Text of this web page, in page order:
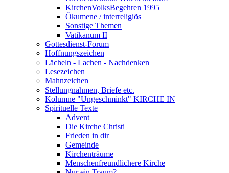
KirchenVolksBegehren 1995
Ökumene / interreligiös
Sonstige Themen
Vatikanum II
Gottesdienst-Forum
Hoffnungszeichen
Lächeln - Lachen - Nachdenken
Lesezeichen
Mahnzeichen
Stellungnahmen, Briefe etc.
Kolumne "Ungeschminkt" KIRCHE IN
Spirituelle Texte
Advent
Die Kirche Christi
Frieden in dir
Gemeinde
Kirchenträume
Menschenfreundlichere Kirche